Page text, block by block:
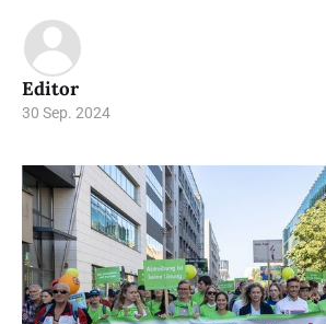
Editor
30 Sep. 2024